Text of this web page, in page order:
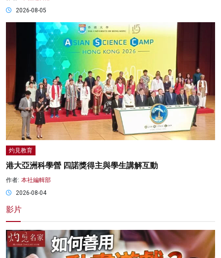
2026-08-05
灼見教育
港大亞洲科學營 四諾獎得主與學生講解互動
作者: 本社編輯部
2026-08-04
影片